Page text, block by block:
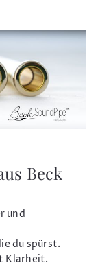
Beck
und
du spürst.
Klarheit.